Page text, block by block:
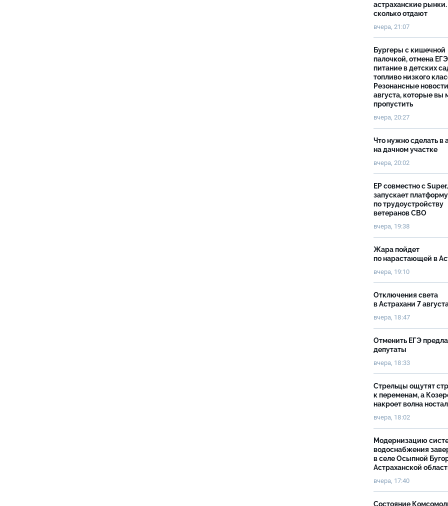
астраханские рынки.
сколько отдают
вчера, 21:07
Бургеры с кишечной
палочкой, отмена
питание в детских
топливо низкого
Резонансные
августа, которые вы
пропустить
вчера, 20:27
Что нужно сделать в
на дачном участке
вчера, 20:02
ЕР совместно с
запускает платформу
по трудоустройству
ветеранов СВО
вчера, 19:38
Жара пойдет
по нарастающей в
вчера, 19:10
Отключения света
в Астрахани 7
вчера, 18:47
Отменить ЕГЭ
депутаты
вчера, 18:33
Стрельцы ощутят
к переменам, а
накроет волна
вчера, 18:02
Модернизацию
водоснабжения
в селе Осыпной
Астраханской
вчера, 17:40
Состояние